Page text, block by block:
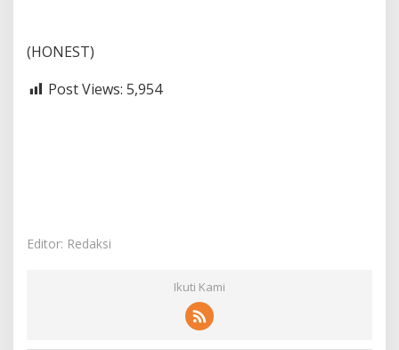
(HONEST)
Post Views: 5,954
Editor: Redaksi
Ikuti Kami